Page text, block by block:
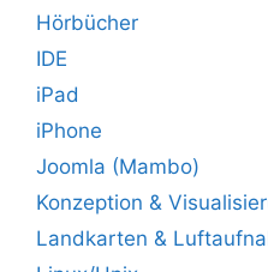
Hörbücher
IDE
iPad
iPhone
Joomla (Mambo)
Konzeption &
Landkarten &